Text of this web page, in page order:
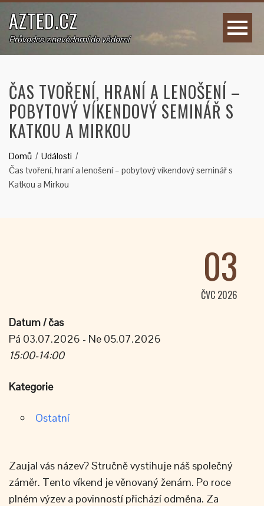
AZTED.CZ
Průvodce z nevědomí do vědomí
ČAS TVOŘENÍ, HRANÍ A LENOŠENÍ –
POBYTOVÝ VÍKENDOVÝ SEMINÁŘ S
KATKOU A MIRKOU
Domů
Události
Čas tvoření, hraní a lenošení – pobytový víkendový seminář s
Katkou a Mirkou
03
ČVC 2026
Datum / čas
Pá 03.07.2026 - Ne 05.07.2026
15:00-14:00
Kategorie
Ostatní
Zaujal vás název? Stručně vystihuje náš společný
záměr. Tento víkend je věnovaný ženám. Po roce
plném výzev a povinností přichází odměna. Za